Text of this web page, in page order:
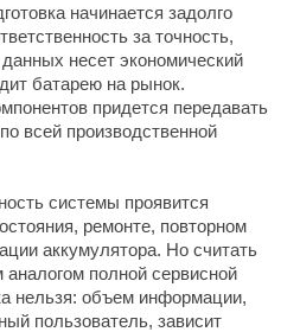
начинается задолго
за точность,
несет экономический
батарею на рынок.
придется передавать
всей производственной
системы проявится
ремонте, повторном
аккумулятора. Но считать
полной сервисной
нельзя: объем информации,
пользователь, зависит